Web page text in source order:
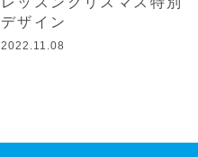
デザイン
2022.11.08